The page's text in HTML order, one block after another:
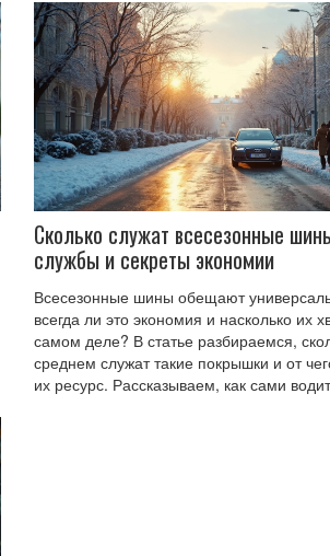
Расскажем, где вас могут попытаться
почему дешевые колодки — это
Примените знания на практике и не
безопасностью ради копеек.
Сколько служат всесезонные
службы и секреты экономии
Всесезонные шины обещают
всегда ли это экономия и насколько их
самом деле? В статье разбираемся,
среднем служат такие покрышки и от
их ресурс. Рассказываем, как сами